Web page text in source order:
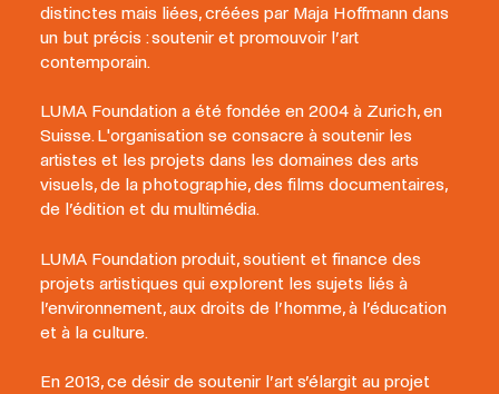
distinctes mais liées, créées par Maja Hoffmann dans
un but précis : soutenir et promouvoir l’art
contemporain.
LUMA Foundation a été fondée en 2004 à Zurich, en
Suisse. L'organisation se consacre à soutenir les
artistes et les projets dans les domaines des arts
visuels, de la photographie, des films documentaires,
de l’édition et du multimédia.
LUMA Foundation produit, soutient et finance des
projets artistiques qui explorent les sujets liés à
l’environnement, aux droits de l’homme, à l’éducation
et à la culture.
En 2013, ce désir de soutenir l’art s’élargit au projet